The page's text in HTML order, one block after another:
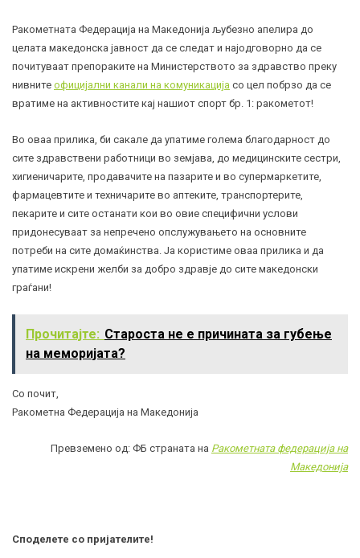
Ракометната Федерација на Македонија љубезно апелира до
целата македонска јавност да се следат и најодговорно да се
почитуваат препораките на Министерството за здравство преку
нивните официјални канали на комуникација со цел побрзо да се
вратиме на активностите кај нашиот спорт бр. 1: ракометот!
Во оваа прилика, би сакале да упатиме голема благодарност до
сите здравствени работници во земјава, до медицинските сестри,
хигиеничарите, продавачите на пазарите и во супермаркетите,
фармацевтите и техничарите во аптеките, транспортерите,
пекарите и сите останати кои во овие специфични услови
придонесуваат за непречено опслужувањето на основните
потреби на сите домаќинства. Ја користиме оваа прилика и да
упатиме искрени желби за добро здравје до сите македонски
граѓани!
Прочитајте: Староста не е причината за губење
на меморијата?
Со почит,
Ракометна Федерација на Македонија
Превземено од: ФБ страната на Ракометната федерација на
Македонија
Споделете со пријателите!